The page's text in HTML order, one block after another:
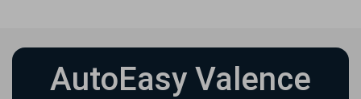
AutoEasy Valence